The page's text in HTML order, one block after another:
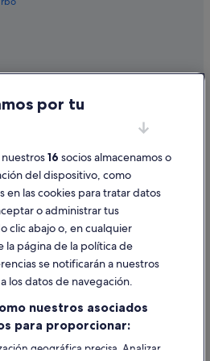
en O Grove
O Grove
Isla de La Toja
Toja
denunciar contenido
o de un alquiler vacacional
por tu
16 socios almacenamos o
del dispositivo, como
en las cookies para tratar datos
o administrar tus
clic abajo o, en cualquier
la página de la política de
se notificarán a nuestros
los datos de navegación.
nuestros asociados
para proporcionar:
geográfica precisa. Analizar